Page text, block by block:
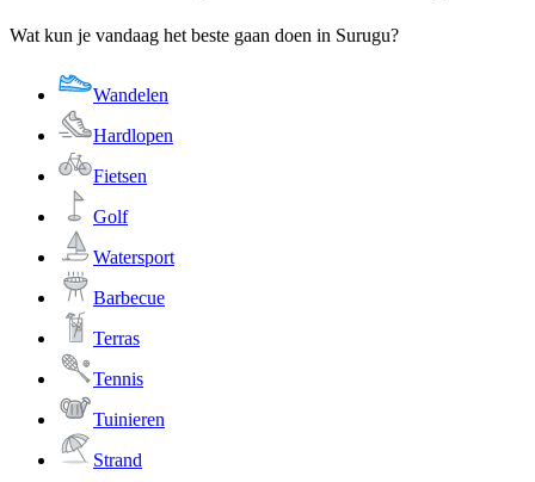
Wat kun je vandaag het beste gaan doen in Surugu?
Wandelen
Hardlopen
Fietsen
Golf
Watersport
Barbecue
Terras
Tennis
Tuinieren
Strand